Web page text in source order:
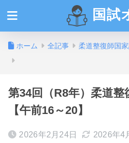
国試
ホーム 全記事 柔道整復師国
第34回（R8年）柔道整
【午前16～20】
2026年2月24日 2026年4